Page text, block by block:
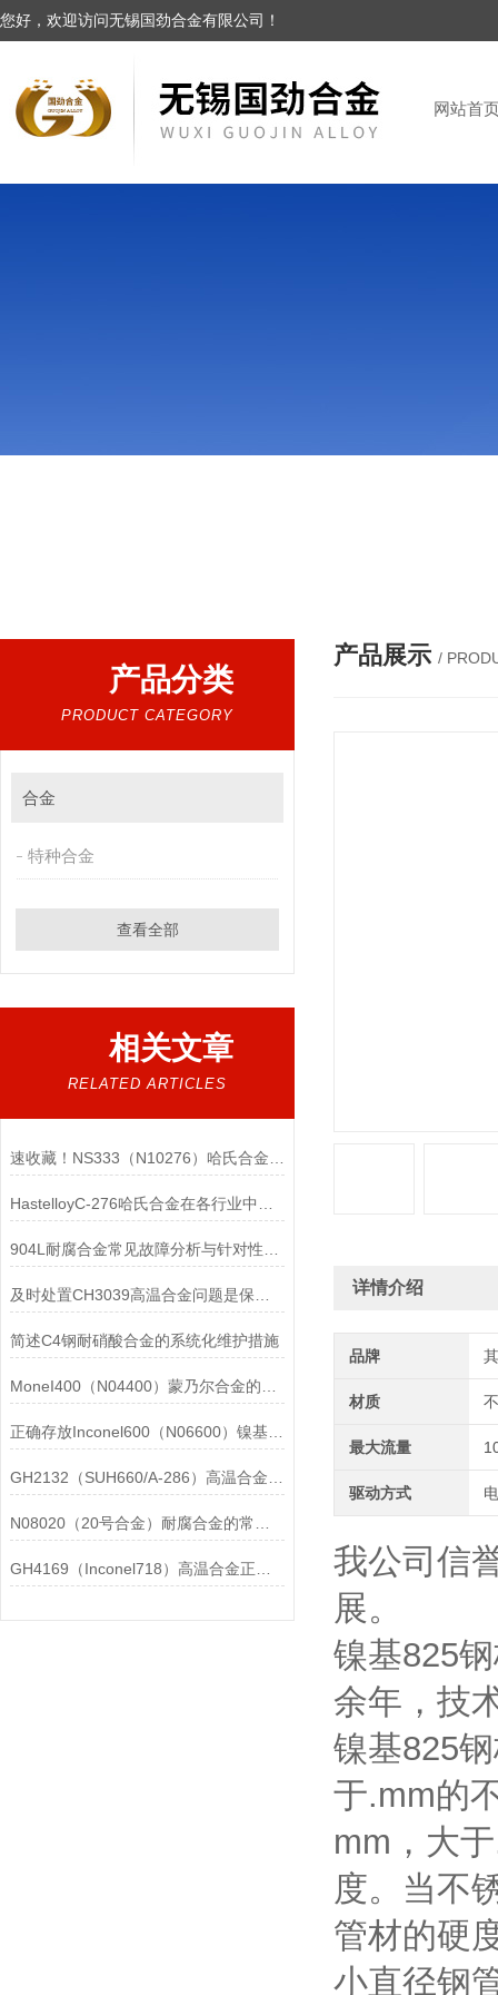
您好，欢迎访问无锡国劲合金有限公司！
网站首
产品分类
PRODUCT CATEGORY
合金
特种合金
查看全部
相关文章
RELATED ARTICLES
简述C4钢耐硝酸合金的系统化维护措施
正确存放Inconel600（N06600）镍基合金的重要性介绍
产品展示 /
详情介绍
品牌
材质
最大流量
驱动方式
我公司信
展。
镍基825
余年，技
镍基825
于.mm的
mm，大
度。当不
管材的硬
小直径钢